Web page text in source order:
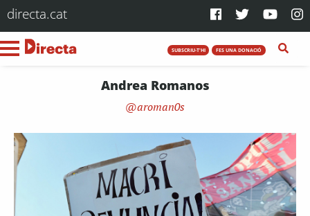
directa.cat
SUBSCRIU-T'HI FES UNA DONACIÓ
Andrea Romanos
aroman0s